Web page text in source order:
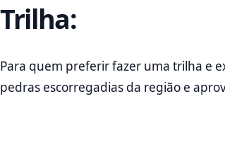
Trilha:
Para quem preferir fazer uma trilha e
pedras escorregadias da região e